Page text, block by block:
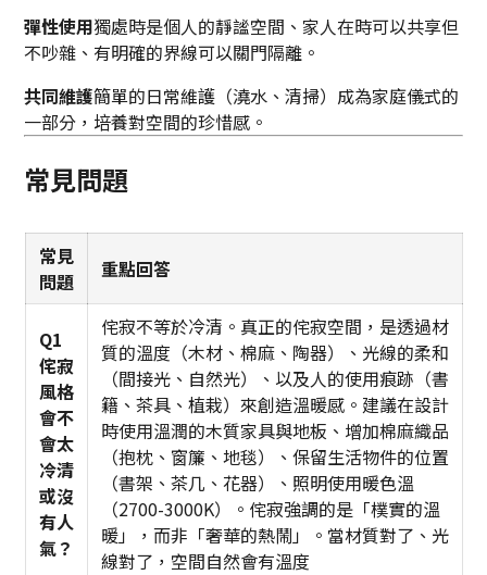
彈性使用獨處時是個人的靜謐空間、家人在時可以共享但
不吵雜、有明確的界線可以關門隔離。
共同維護簡單的日常維護（澆水、清掃）成為家庭儀式的
一部分，培養對空間的珍惜感。
常見問題
常見
問題
重點回答
Q1
侘寂
風格
會不
會太
冷清
或沒
有人
氣？
侘寂不等於冷清。真正的侘寂空間，是透過材
質的溫度（木材、棉麻、陶器）、光線的柔和
（間接光、自然光）、以及人的使用痕跡（書
籍、茶具、植栽）來創造溫暖感。建議在設計
時使用溫潤的木質家具與地板、增加棉麻織品
（抱枕、窗簾、地毯）、保留生活物件的位置
（書架、茶几、花器）、照明使用暖色溫
（2700-3000K）。侘寂強調的是「樸實的溫
暖」，而非「奢華的熱鬧」。當材質對了、光
線對了，空間自然會有溫度